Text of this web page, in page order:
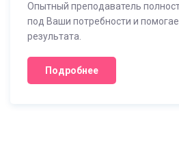
Опытный преподаватель
под Ваши потребности и
результата.
Подробнее